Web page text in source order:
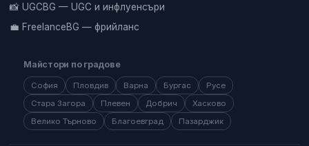
📸 UGCBG — UGC и инфлуенсъри
💼 FreelanceBG — фрийланс
Майстори по градове
София Пловдив Варна Бургас
Русе
Стара Загора
Плевен Добрич
Хасково
Велико Търново
Благоевград Пазарджик